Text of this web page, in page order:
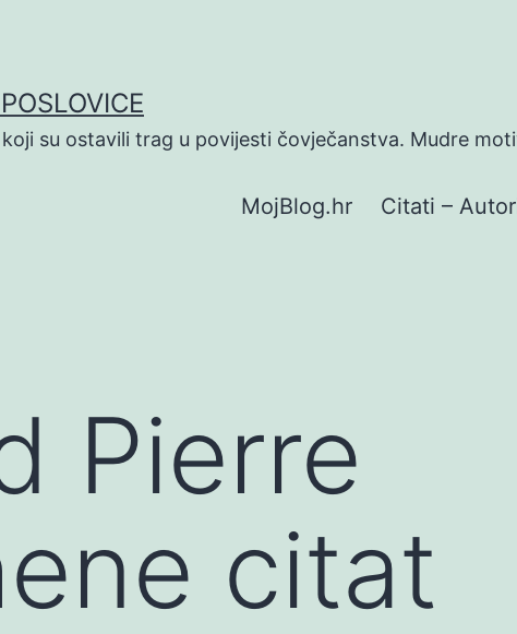
su ostavili trag u povijesti čovječanstva. Mudre
MojBlog.hr Citati –
Pierre
citat